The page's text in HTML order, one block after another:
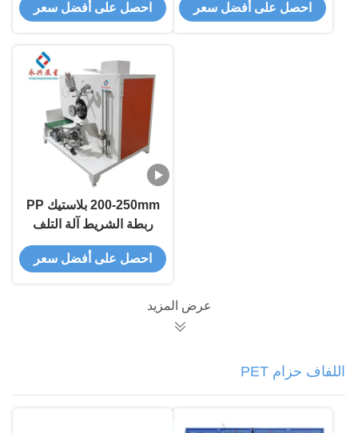
احصل على أفضل سعر احصل على أفضل سعر
200-250mm بلاستيك PP
ربطة الشريط آلة التلف
احصل على أفضل سعر
عرض المزيد
اللفاف حزام PET